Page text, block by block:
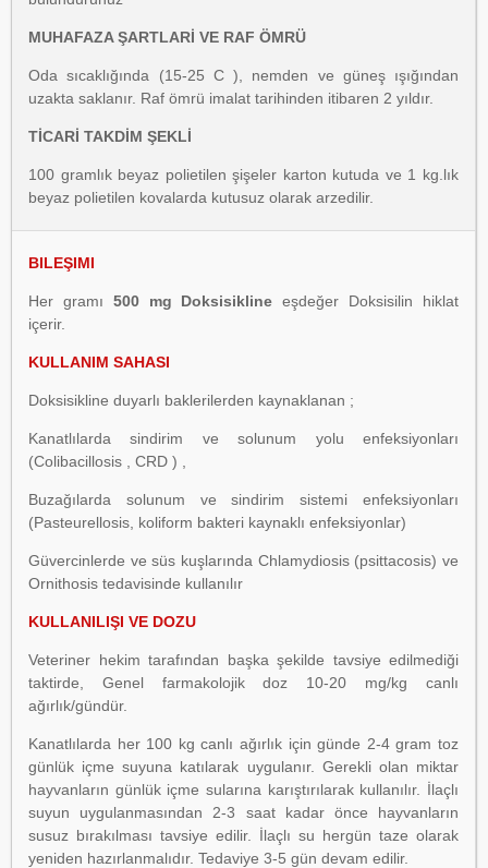
MUHAFAZA ŞARTLARİ VE RAF ÖMRÜ
Oda sıcaklığında (15-25 C ), nemden ve güneş ışığından
uzakta saklanır. Raf ömrü imalat tarihinden itibaren 2 yıldır.
TİCARİ TAKDİM ŞEKLİ
100 gramlık beyaz polietilen şişeler karton kutuda ve 1 kg.lık
beyaz polietilen kovalarda kutusuz olarak arzedilir.
BILEŞIMI
Her gramı 500 mg Doksisikline eşdeğer Doksisilin hiklat
içerir.
KULLANIM SAHASI
Doksisikline duyarlı baklerilerden kaynaklanan ;
Kanatlılarda sindirim ve solunum yolu enfeksiyonları
(Colibacillosis , CRD ) ,
Buzağılarda solunum ve sindirim sistemi enfeksiyonları
(Pasteurellosis, koliform bakteri kaynaklı enfeksiyonlar)
Güvercinlerde ve süs kuşlarında Chlamydiosis (psittacosis) ve
Ornithosis tedavisinde kullanılır
KULLANILIŞI VE DOZU
Veteriner hekim tarafından başka şekilde tavsiye edilmediği
taktirde, Genel farmakolojik doz 10-20 mg/kg canlı
ağırlık/gündür.
Kanatlılarda her 100 kg canlı ağırlık için günde 2-4 gram toz
günlük içme suyuna katılarak uygulanır. Gerekli olan miktar
hayvanların günlük içme sularına karıştırılarak kullanılır. İlaçlı
suyun uygulanmasından 2-3 saat kadar önce hayvanların
susuz bırakılması tavsiye edilir. İlaçlı su hergün taze olarak
yeniden hazırlanmalıdır. Tedaviye 3-5 gün devam edilir.